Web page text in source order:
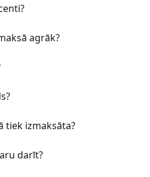
agrāk?
tiek izmaksāta?
darīt?